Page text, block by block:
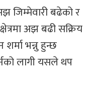
जिम्मेवारी बढेको र
अझ बढी सक्रिय
भन्नु हुन्छ
लागी यसले थप